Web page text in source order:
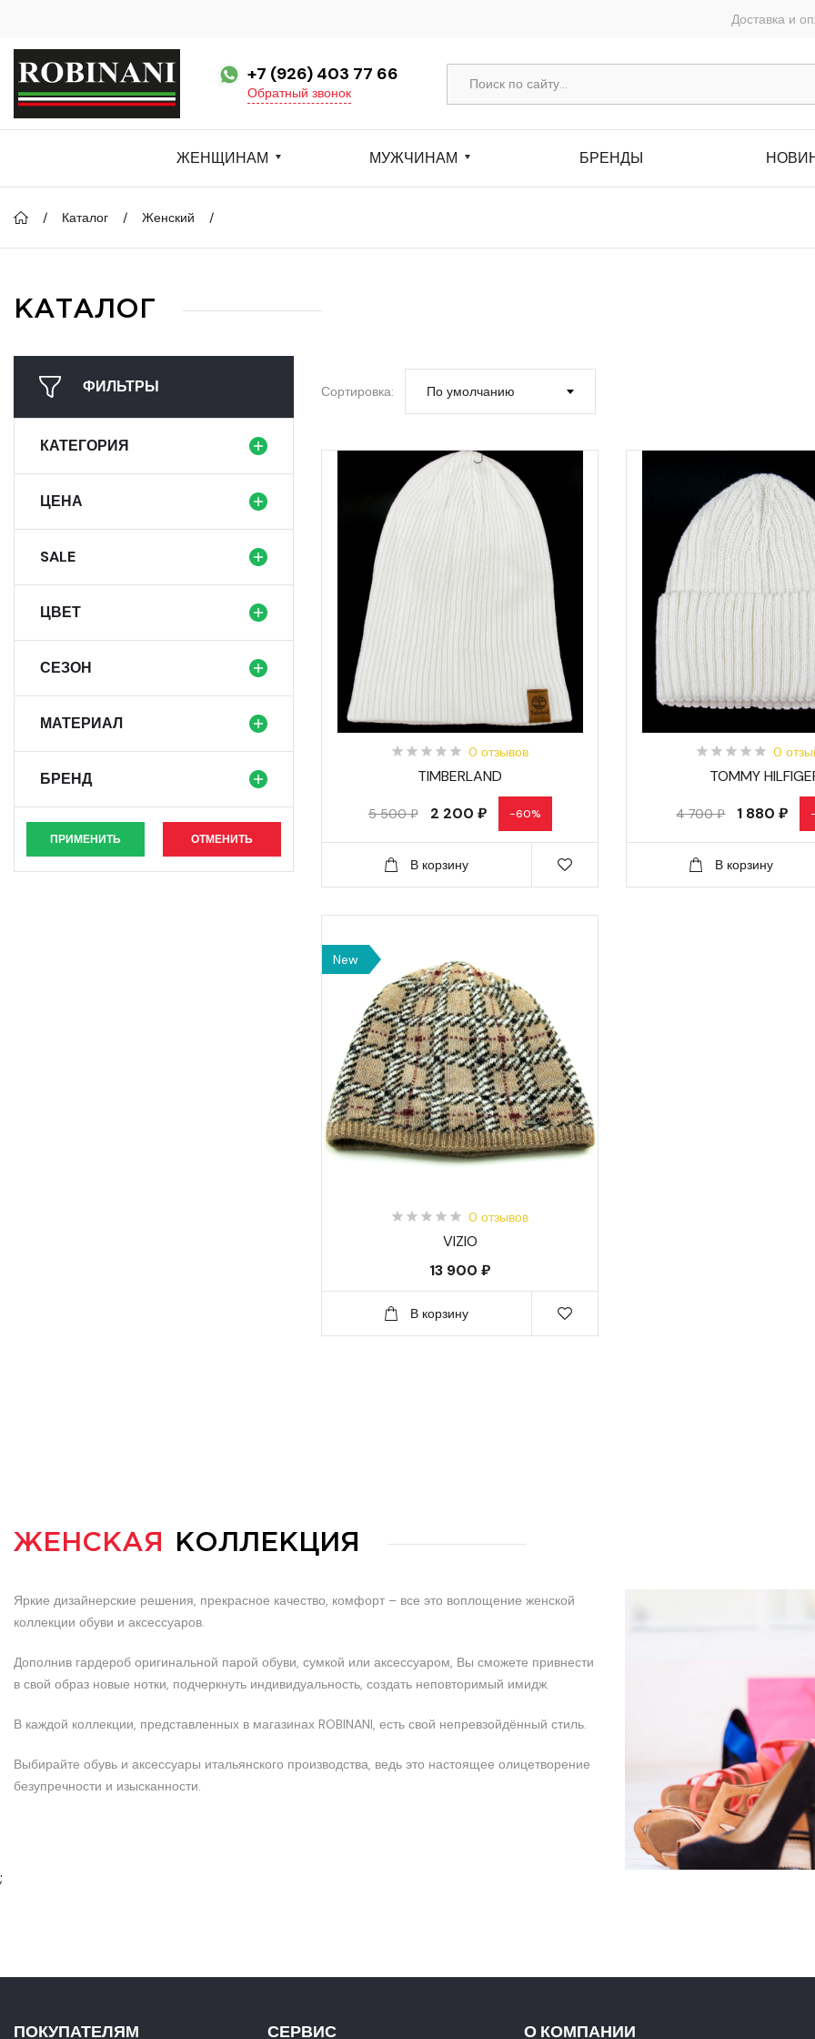
Доставка и
+7 (926) 403 77 66
Обратный звонок
ЖЕНЩИНАМ МУЖЧИНАМ БРЕНДЫ
Каталог Женский
КАТАЛОГ
ФИЛЬТРЫ
КАТЕГОРИЯ
ЦЕНА
SALE
ЦВЕТ
СЕЗОН
МАТЕРИАЛ
БРЕНД
ПРИМЕНИТЬ ОТМЕНИТЬ
Сортировка: По умолчанию
0 отзывов
TIMBERLAND
5 500 ₽ 2 200 ₽ -60%
В корзину
0
TOMMY
4 700 ₽ 1 880 ₽
В корзину
New
0 отзывов
VIZIO
13 900 ₽
В корзину
ЖЕНСКАЯ КОЛЛЕКЦИЯ
Яркие дизайнерские решения, прекрасное качество, комфорт – все это воплощение женской
коллекции обуви и аксессуаров.
Дополнив гардероб оригинальной парой обуви, сумкой или аксессуаром, Вы сможете привнести
в свой образ новые нотки, подчеркнуть индивидуальность, создать неповторимый имидж.
В каждой коллекции, представленных в магазинах ROBINANI, есть свой непревзойдённый стиль.
Выбирайте обувь и аксессуары итальянского производства, ведь это настоящее олицетворение
безупречности и изысканности.
;
ПОКУПАТЕЛЯМ СЕРВИС О КОМПАНИИ